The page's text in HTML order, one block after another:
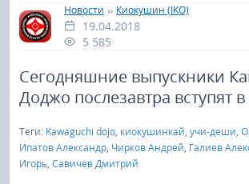
Главная
»
Новости » Киокушин (IKO)
19.04.2018
5 585
Сегодняшние выпускники
Доджо послезавтра вступят
Теги: Kawaguchi dojo, киокушинкай, учи-деши,
Ипатов Александр, Чирков Андрей, Галиев
Игорь, Савичев Дмитрий
Шинкиокушинкай
Кекусин-кан
Бокс
Библиотека